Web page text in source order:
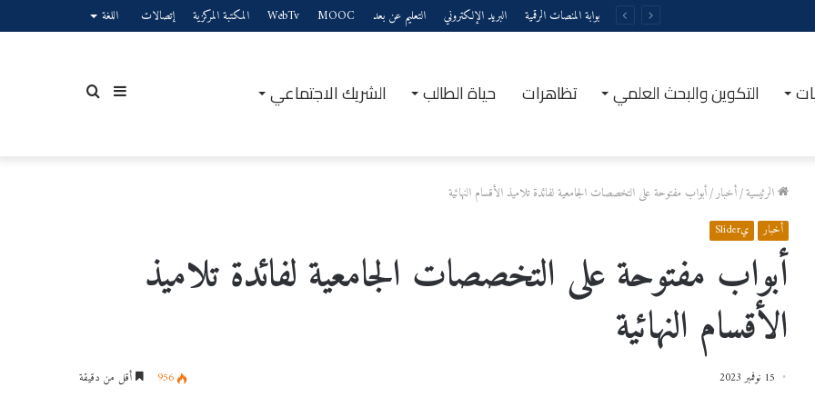
بوابة المنصات الرقمية البريد الإلكتروني التعليم عن بعد MOOC
WebTv المكتبة المركزية إتصالات اللغة
التكوين والبحث العلمي تظاهرات حياة الطالب الشريك الاجتماعي بحثإضافة
الرئيسية/أخبار/أبواب مفتوحة على التخصصات الجامعية لفائدة تلاميذ الأقسام النهائية
أخبار يSlider
أبواب مفتوحة على التخصصات الجامعية لفائدة تلاميذ
الأقسام النهائية
15 نوفمبر 2023 956 أقل من دقيقة